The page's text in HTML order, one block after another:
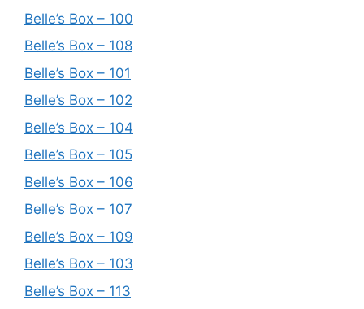
Belle’s Box – 100
Belle’s Box – 108
Belle’s Box – 101
Belle’s Box – 102
Belle’s Box – 104
Belle’s Box – 105
Belle’s Box – 106
Belle’s Box – 107
Belle’s Box – 109
Belle’s Box – 103
Belle’s Box – 113